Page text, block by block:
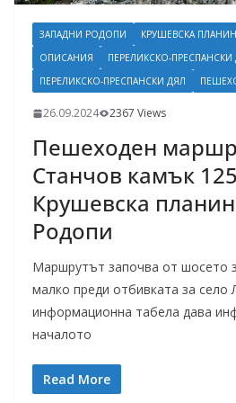
ЗАПАДНИ РОДОПИ КРУШЕВСКА
ОПИСАНИЯ
ПЕРЕЛИКСКО-ПРЕСПАНСКИ
ПЕРЕЛИКСКО-ПРЕСПАНСКИ ДЯЛ
26.09.2024 2367 Views
Пешеходен
Станчов камък
Крушевска
Родопи
Маршрутът започва от шосето
малко преди отбивката за село
информационна табела дава
началото
Read More